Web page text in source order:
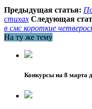
Предыдущая статья:
стихах Следующая
в смс короткие
На ту же тему
Конкурсы на 8 марта